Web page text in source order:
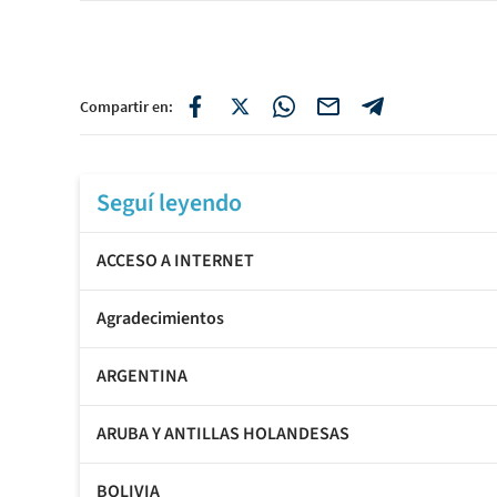
Compartir en:
Seguí leyendo
ACCESO A INTERNET
Agradecimientos
ARGENTINA
ARUBA Y ANTILLAS HOLANDESAS
BOLIVIA